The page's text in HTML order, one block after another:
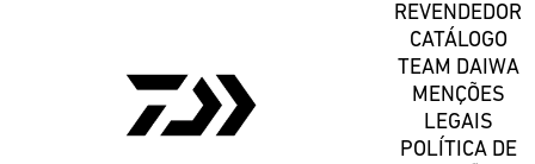
REVENDEDOR
CATÁLOGO
TEAM DAIWA
MENÇÕES
LEGAIS
POLÍTICA DE